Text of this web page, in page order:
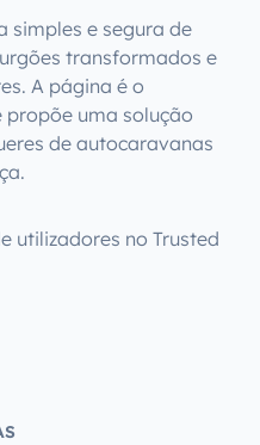
simples e segura de
transformados e
A página é o
uma solução
de autocaravanas
utilizadores no Trusted